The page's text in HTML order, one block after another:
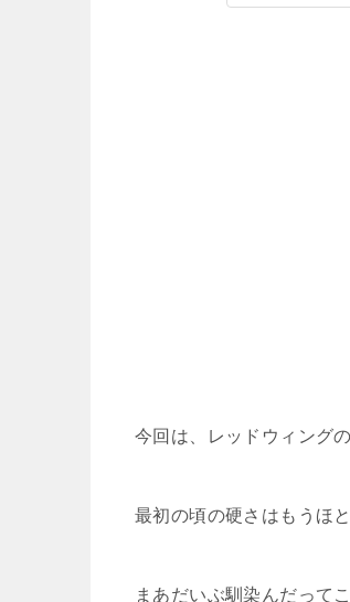
今回は、レッドウィング
最初の頃の硬さはもうほ
まあだいぶ馴染んだって